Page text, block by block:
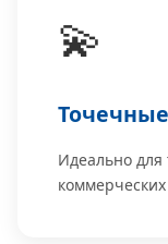
💫
Идеально